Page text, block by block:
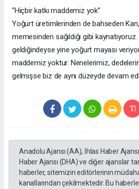
“Hiçbir katkı maddemiz yok”
Yoğurt üretimlerinden de bahseden Kan,
memesinden sağıldığı gibi
geldiğindeyse yine yoğurt mayası
maddemiz yoktur. Nenelerimiz,
gelmişse biz de aynı düzeyde devam
Anadolu Ajansı (AA), İhlas Haber
Haber Ajansı (DHA) ve diğer ajanslar
haberler, sitemizin editörlerinin
kanallarından çekilmektedir. Bu